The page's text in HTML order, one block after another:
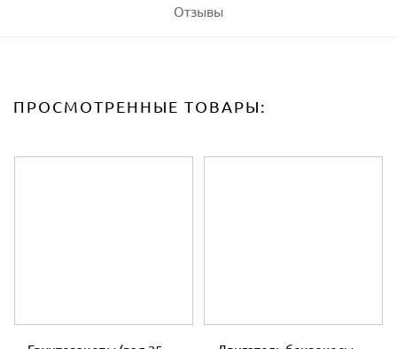
Отзывы
ПРОСМОТРЕННЫЕ ТОВАРЫ: